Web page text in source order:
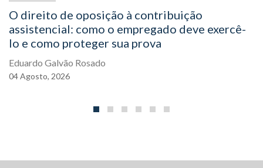
O direito de oposição à contribuição
assistencial: como o empregado deve exercê-
lo e como proteger sua prova
Eduardo Galvão Rosado
04Agosto, 2026